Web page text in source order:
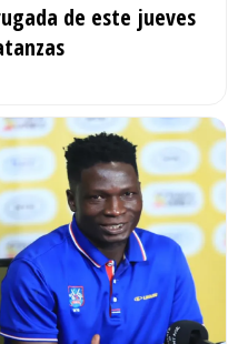
de este jueves